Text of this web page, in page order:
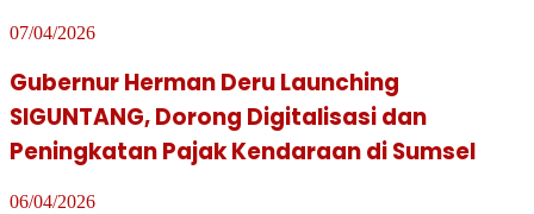
07/04/2026
Gubernur Herman Deru Launching
SIGUNTANG, Dorong Digitalisasi dan
Peningkatan Pajak Kendaraan di Sumsel
06/04/2026